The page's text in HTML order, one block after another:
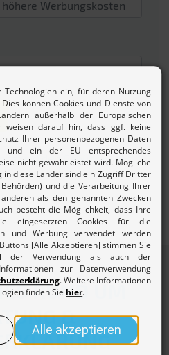
und den Gebühren des
RUND UM
&